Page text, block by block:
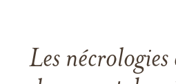
Les